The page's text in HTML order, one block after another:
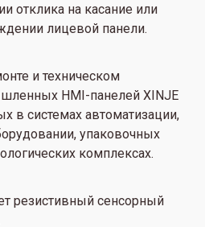
отклика на касание или
лицевой панели.
и техническом
HMI-панелей XINJE
в системах автоматизации,
упаковочных
комплексах.
резистивный сенсорный